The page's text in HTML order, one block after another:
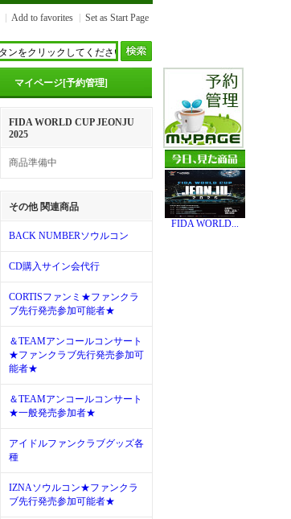
Add to favorites Set as Start Page
マイページ[予約管理]
FIDA WORLD CUP JEONJU
2025
商品準備中
その他 関連商品
BACK NUMBERソウルコン
CD購入サイン会代行
CORTISファンミ★ファンクラ
ブ先行発売参加可能者★
＆TEAMアンコールコンサート
★ファンクラブ先行発売参加可
能者★
＆TEAMアンコールコンサート
★一般発売参加者★
アイドルファンクラブグッズ各
種
IZNAソウルコン★ファンクラ
ブ先行発売参加可能者★
FIDA WORLD...